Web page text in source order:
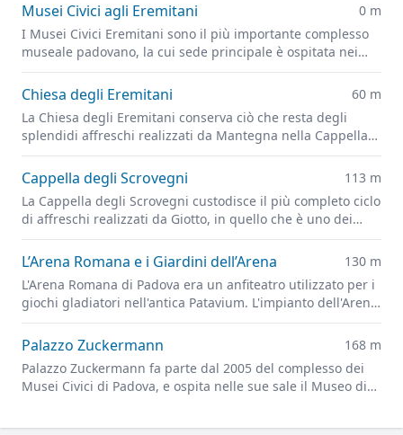
Musei Civici agli Eremitani
0 m
I Musei Civici Eremitani sono il più importante complesso
museale padovano, la cui sede principale è ospitata nei
chiostri dell'ex convento dei frati Eremitani, in Piazza
Eremitani.
Chiesa degli Eremitani
60 m
La Chiesa degli Eremitani conserva ciò che resta degli
splendidi affreschi realizzati da Mantegna nella Cappella
Ovetari, parzialmente distrutti dai bombardamenti alleati
del 1944
Cappella degli Scrovegni
113 m
La Cappella degli Scrovegni custodisce il più completo ciclo
di affreschi realizzati da Giotto, in quello che è uno dei
capolavori più importanti dell'arte figurativa di tutti i tempi
L’Arena Romana e i Giardini dell’Arena
130 m
L'Arena Romana di Padova era un anfiteatro utilizzato per i
giochi gladiatori nell'antica Patavium. L'impianto dell'Arena
è ora alla base dei Giardini dell'Arena, il principale parco
cittadino.
Palazzo Zuckermann
168 m
Palazzo Zuckermann fa parte dal 2005 del complesso dei
Musei Civici di Padova, e ospita nelle sue sale il Museo di